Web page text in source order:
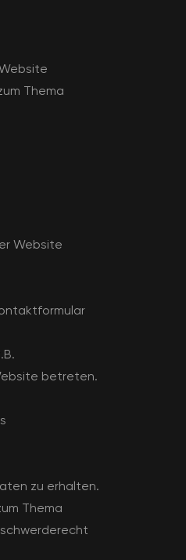
Thema
Website
betreten.
zu erhalten.
Thema